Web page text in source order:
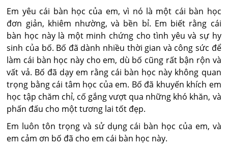
Em yêu cái bàn học của em, vì nó là một cái bàn học
đơn giản, khiêm nhường, và bền bỉ. Em biết rằng cái
bàn học này là một minh chứng cho tình yêu và sự hy
sinh của bố. Bố đã dành nhiều thời gian và công sức để
làm cái bàn học này cho em, dù bố cũng rất bận rộn và
vất vả. Bố đã dạy em rằng cái bàn học này không quan
trọng bằng cái tâm học của em. Bố đã khuyến khích em
học tập chăm chỉ, cố gắng vượt qua những khó khăn, và
phấn đấu cho một tương lai tốt đẹp.
Em luôn tôn trọng và sử dụng cái bàn học của em, và
em cảm ơn bố đã cho em cái bàn học này.